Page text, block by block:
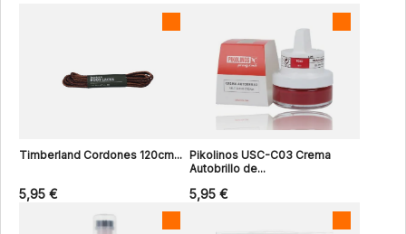
Timberland Cordones 120cm...
5,95 €
Pikolinos USC-C03 Crema
Autobrillo de...
5,95 €